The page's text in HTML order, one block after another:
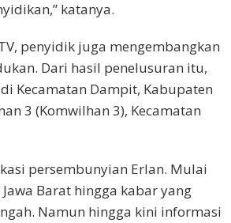
katanya.
penyidik juga mengembangkan
Dari hasil penelusuran itu,
Kecamatan Dampit, Kabupaten
3 (Komwilhan 3), Kecamatan
persembunyian Erlan. Mulai
Barat hingga kabar yang
Namun hingga kini informasi